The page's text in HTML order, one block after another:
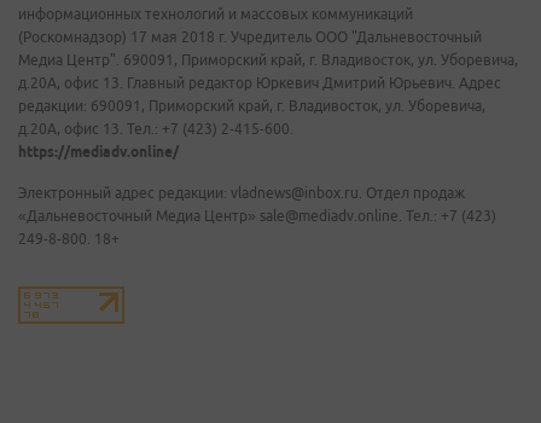
информационных технологий и массовых коммуникаций
(Роскомнадзор) 17 мая 2018 г. Учредитель ООО "Дальневосточный
Медиа Центр". 690091, Приморский край, г. Владивосток, ул. Уборевича,
д.20А, офис 13. Главный редактор Юркевич Дмитрий Юрьевич. Адрес
редакции: 690091, Приморский край, г. Владивосток, ул. Уборевича,
д.20А, офис 13. Тел.: +7 (423) 2-415-600.
https://mediadv.online/
Электронный адрес редакции: vladnews@inbox.ru. Отдел продаж
«Дальневосточный Медиа Центр» sale@mediadv.online. Тел.: +7 (423)
249-8-800. 18+